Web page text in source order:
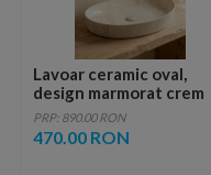
Lavoar ceramic oval,
design marmorat crem
lucios cu vene aurii,
ventil inclus
PRP: 890.00 RON
470.00 RON